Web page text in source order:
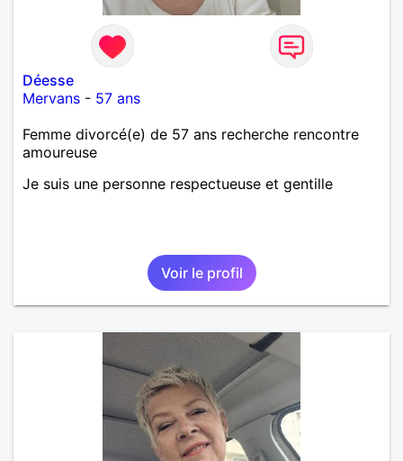
Déesse
Mervans - 57 ans
Femme divorcé(e) de 57 ans recherche rencontre
amoureuse
Je suis une personne respectueuse et gentille
Voir le profil